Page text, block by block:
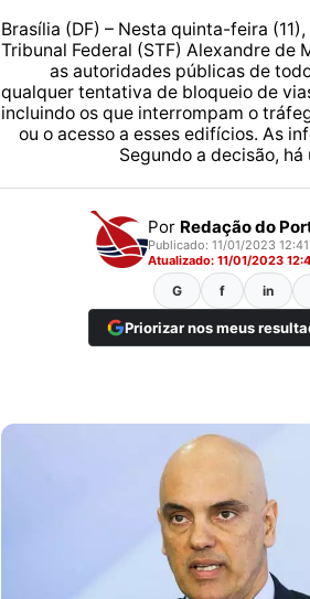
Brasília (DF) – Nesta quinta-feira
Tribunal Federal (STF) Alexandre de
as autoridades públicas de
qualquer tentativa de bloqueio de
incluindo os que interrompam o
ou o acesso a esses edifícios. As
Segundo a decisão,
Por Redação do
Publicado: 11/01/2023 12:41
Atualizado: 11/01/2023
G f in
Priorizar nos meus